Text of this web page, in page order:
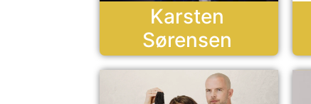
Karsten
Sørensen